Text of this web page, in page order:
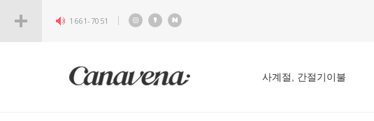
1661-7051
사계절, 간절기이불